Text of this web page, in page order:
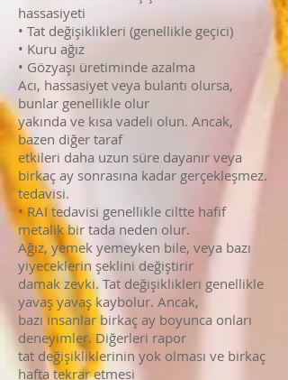
hassasiyeti
• Tat değişiklikleri (genellikle geçici)
• Kuru ağız
• Gözyaşı üretiminde azalma
Acı, hassasiyet veya bulantı olursa,
bunlar genellikle olur
yakında ve kısa vadeli olun. Ancak,
bazen diğer taraf
etkileri daha uzun süre dayanır veya
birkaç ay sonrasına kadar gerçekleşmez.
tedavisi.
• RAI tedavisi genellikle ciltte hafif
metalik bir tada neden olur.
Ağız, yemek yemeyken bile, veya bazı
yiyeceklerin şeklini değiştirir
damak zevki. Tat değişiklikleri genellikle
yavaş yavaş kaybolur. Ancak,
bazı insanlar birkaç ay boyunca onları
deneyimler. Diğerleri rapor
tat değişikliklerinin yok olması ve birkaç
hafta tekrar etmesi